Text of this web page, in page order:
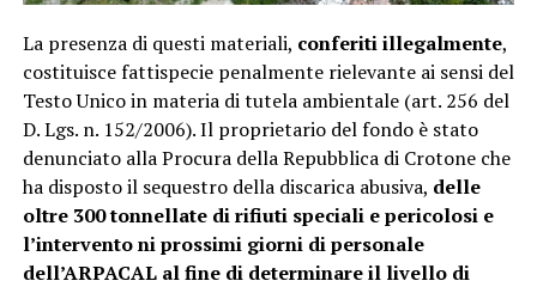
La presenza di questi materiali, conferiti illegalmente,
costituisce fattispecie penalmente rielevante ai sensi del
Testo Unico in materia di tutela ambientale (art. 256 del
D. Lgs. n. 152/2006). Il proprietario del fondo è stato
denunciato alla Procura della Repubblica di Crotone che
ha disposto il sequestro della discarica abusiva, delle
oltre 300 tonnellate di rifiuti speciali e pericolosi e
l’intervento ni prossimi giorni di personale
dell’ARPACAL al fine di determinare il livello di